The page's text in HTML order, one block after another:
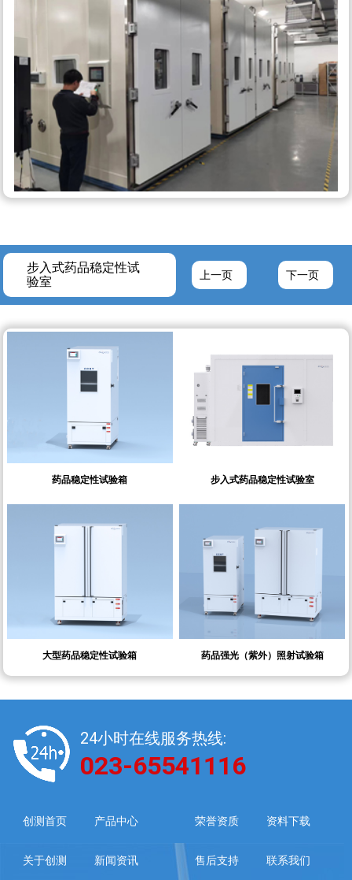
步入式药品稳定性试
验室
上一页 下一页
药品稳定性试验箱 步入式药品稳定性试验室
大型药品稳定性试验箱 药品强光（紫外）照射试验箱
24小时在线服务热线:
023-65541116
创测首页 产品中心
关于创测 新闻资讯
荣誉资质 资料下载
售后支持 联系我们